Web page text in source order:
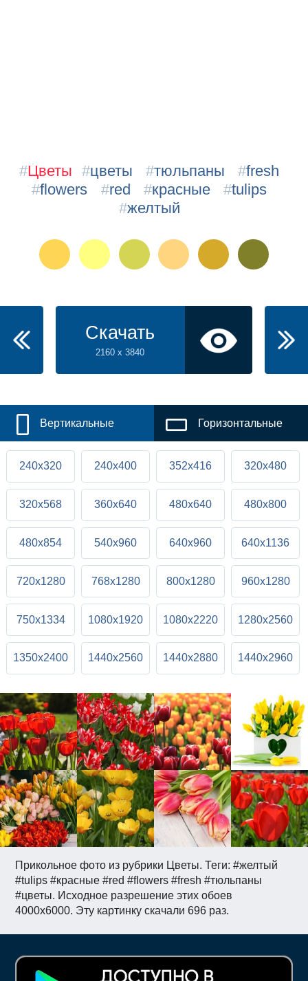
Прикольное фото из рубрики Цветы. Теги: #желтый
#tulips #красные #red #flowers #fresh #тюльпаны
#цветы. Исходное разрешение этих обоев
4000x6000. Эту картинку скачали 696 раз.
#Цветы #цветы #тюльпаны #fresh
#flowers #red #красные #tulips
#желтый
Скачать
2160 x 3840
Вертикальные Горизонтальные
240x320 240x400 352x416 320x480
320x568 360x640 480x640 480x800
480x854 540x960 640x960 640x1136
720x1280 768x1280 800x1280 960x1280
750x1334 1080x1920 1080x2220 1280x2560
1350x2400 1440x2560 1440x2880 1440x2960